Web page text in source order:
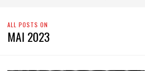
ALL POSTS ON
MAI 2023